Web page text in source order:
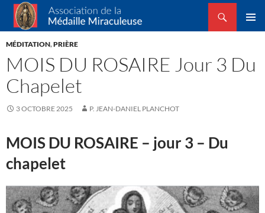
Association de la Médaille Miraculeuse
Recherche
ALLER
AU
MÉDITATION,PRIÈRE
MOIS DU ROSAIRE Jour 3 Du
Chapelet
3 OCTOBRE 2025 P. JEAN-DANIEL PLANCHOT
MOIS DU ROSAIRE – jour 3 – Du
chapelet